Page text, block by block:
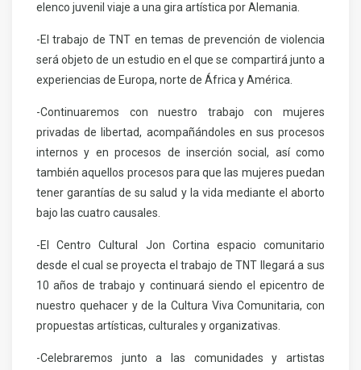
elenco juvenil viaje a una gira artística por Alemania.
-El trabajo de TNT en temas de prevención de violencia
será objeto de un estudio en el que se compartirá junto a
experiencias de Europa, norte de África y América.
-Continuaremos con nuestro trabajo con mujeres
privadas de libertad, acompañándoles en sus procesos
internos y en procesos de inserción social, así como
también aquellos procesos para que las mujeres puedan
tener garantías de su salud y la vida mediante el aborto
bajo las cuatro causales.
-El Centro Cultural Jon Cortina espacio comunitario
desde el cual se proyecta el trabajo de TNT llegará a sus
10 años de trabajo y continuará siendo el epicentro de
nuestro quehacer y de la Cultura Viva Comunitaria, con
propuestas artísticas, culturales y organizativas.
-Celebraremos junto a las comunidades y artistas